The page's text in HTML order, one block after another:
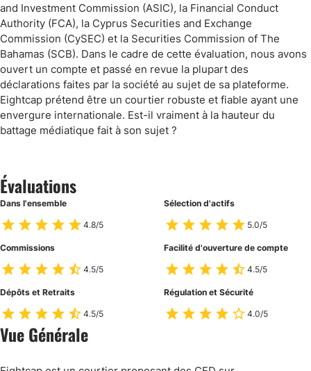
and Investment Commission (ASIC), la Financial Conduct
Authority (FCA), la Cyprus Securities and Exchange
Commission (CySEC) et la Securities Commission of The
Bahamas (SCB). Dans le cadre de cette évaluation, nous avons
ouvert un compte et passé en revue la plupart des
déclarations faites par la société au sujet de sa plateforme.
Eightcap prétend être un courtier robuste et fiable ayant une
envergure internationale. Est-il vraiment à la hauteur du
battage médiatique fait à son sujet ?
Évaluations
Dans l'ensemble
4.8/5
Commissions
4.5/5
Dépôts et Retraits
4.5/5
Sélection d'actifs
5.0/5
Facilité d'ouverture de compte
4.5/5
Régulation et Sécurité
4.0/5
Vue Générale